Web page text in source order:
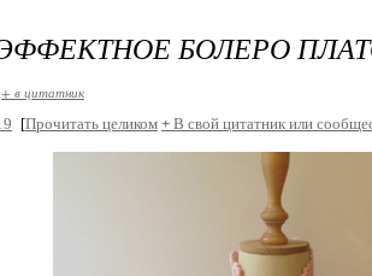
БОЛЕРО
+ в цитатник
[Прочитать целиком + В свой цитатник или